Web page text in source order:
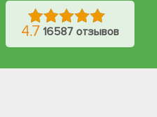
4.7 16587 отзывов
Фейсбук